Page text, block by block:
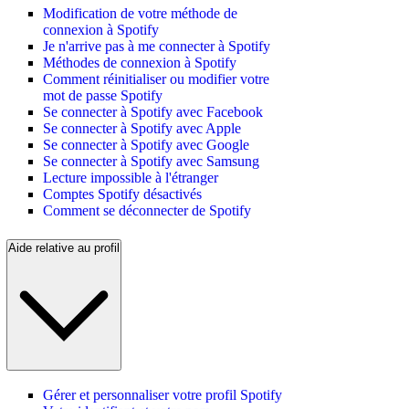
Modification de votre méthode de
connexion à Spotify
Je n'arrive pas à me connecter à Spotify
Méthodes de connexion à Spotify
Comment réinitialiser ou modifier votre
mot de passe Spotify
Se connecter à Spotify avec Facebook
Se connecter à Spotify avec Apple
Se connecter à Spotify avec Google
Se connecter à Spotify avec Samsung
Lecture impossible à l'étranger
Comptes Spotify désactivés
Comment se déconnecter de Spotify
Aide relative au profil
Gérer et personnaliser votre profil Spotify